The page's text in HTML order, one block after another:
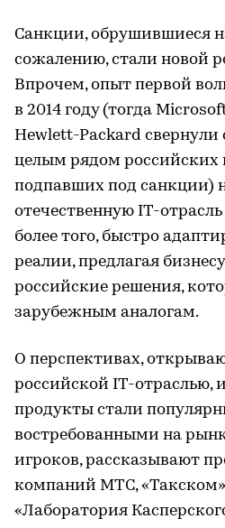
Санкции, обрушившиеся
сожалению, стали новой
Впрочем, опыт первой
в 2014 году (тогда
Hewlett-Packard свернули
целым рядом российских
подпавших под санкции)
отечественную IT-отрасль
более того, быстро
реалии, предлагая
российские решения,
зарубежным аналогам.
О перспективах,
российской IT-отраслью,
продукты стали
востребованными на
игроков, рассказывают
компаний МТС,
«Лаборатория